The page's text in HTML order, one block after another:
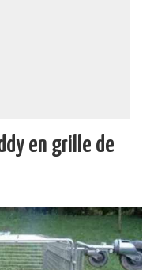
en grille de